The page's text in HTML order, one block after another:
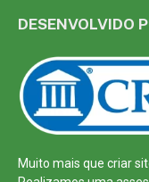
DESENVOLVIDO
Muito mais que criar